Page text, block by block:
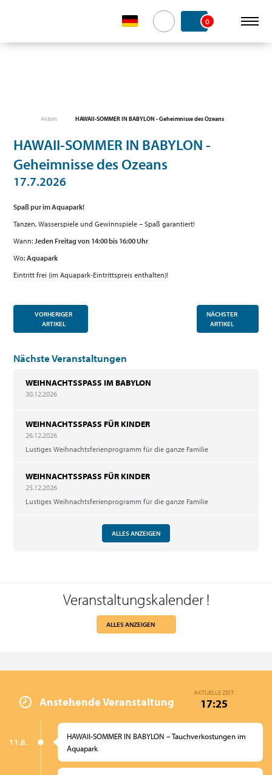
0
Aktion HAWAII-SOMMER IN BABYLON - Geheimnisse des Ozeans
HAWAII-SOMMER IN BABYLON -
Geheimnisse des Ozeans
17.7.2026
Spaß pur im Aquapark!
Tanzen, Wasserspiele und Gewinnspiele – Spaß garantiert!
Wann:Jeden Freitag von 14:00 bis 16:00 Uhr
Wo:Aquapark
Eintritt frei (im Aquapark-Eintrittspreis enthalten)!
NÄCHSTER
ARTIKEL
VORHERIGER
ARTIKEL
Nächste Veranstaltungen
WEIHNACHTSSPASS IM BABYLON
30.12.2026
WEIHNACHTSSPASS FÜR KINDER
26.12.2026
Lustiges Weihnachtsferienprogramm für die ganze Familie
WEIHNACHTSSPASS FÜR KINDER
25.12.2026
Lustiges Weihnachtsferienprogramm für die ganze Familie
ALLES ANZEIGEN
Veranstaltungskalender!
ALLES ANZEIGEN
Anstehende Veranstaltung
AKTUELLE ZEIT
17:25
11.8.
HAWAII-SOMMER IN BABYLON – Tauchverkostungen im
Aquapark